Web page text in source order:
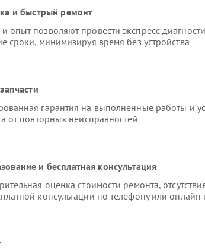
и быстрый ремонт
опыт позволяют провести экспресс-
сроки, минимизируя время без устройства
гарантия на выполненные работы и
от повторных неисправностей
и бесплатная консультация
оценка стоимости ремонта,
консультации по телефону или онлайн